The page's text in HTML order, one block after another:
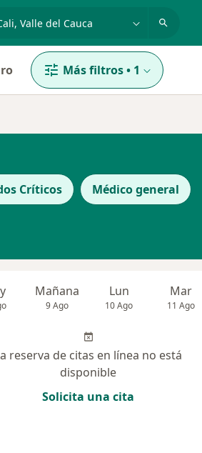
Más filtros• 1
Críticos Médico general
Mañana
9 Ago
Lun
10 Ago
Mar
11 Ago
reserva de citas en línea no está
disponible
Solicita una cita